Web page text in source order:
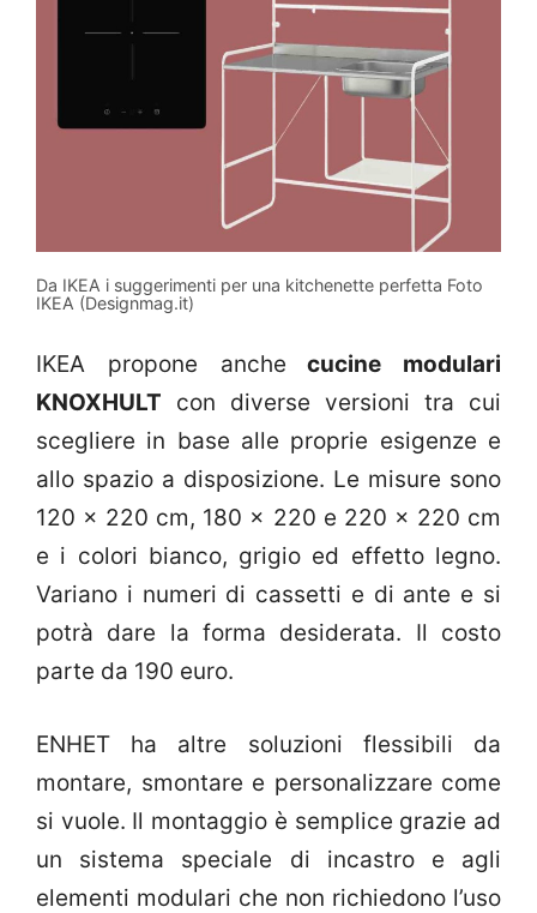
Da IKEA i suggerimenti per una kitchenette perfetta Foto
IKEA (Designmag.it)
IKEA propone anche cucine modulari
KNOXHULT con diverse versioni tra cui
scegliere in base alle proprie esigenze e
allo spazio a disposizione. Le misure sono
120 x 220 cm, 180 x 220 e 220 x 220 cm
e i colori bianco, grigio ed effetto legno.
Variano i numeri di cassetti e di ante e si
potrà dare la forma desiderata. Il costo
parte da 190 euro.
ENHET ha altre soluzioni flessibili da
montare, smontare e personalizzare come
si vuole. Il montaggio è semplice grazie ad
un sistema speciale di incastro e agli
elementi modulari che non richiedono l’uso